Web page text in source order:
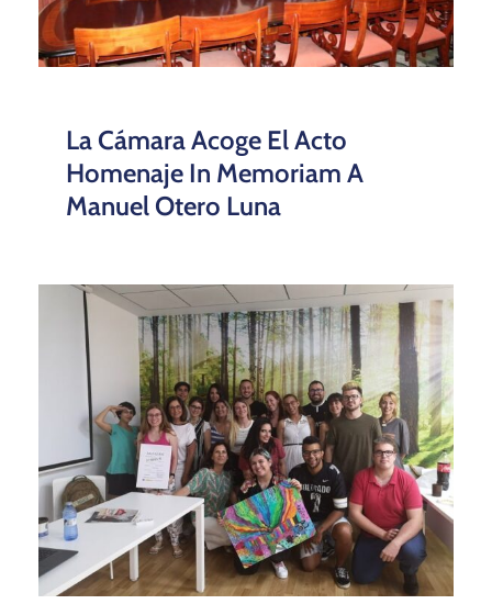
La Cámara Acoge El Acto
Homenaje In Memoriam A
Manuel Otero Luna